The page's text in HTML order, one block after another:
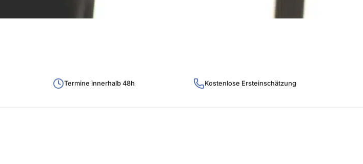
Termine innerhalb 48h Kostenlose Ersteinschätzung